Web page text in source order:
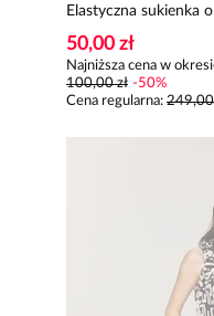
Elastyczna sukienka
50,00 zł
Najniższa cena w
100,00 zł -50%
Cena regularna: 249,00